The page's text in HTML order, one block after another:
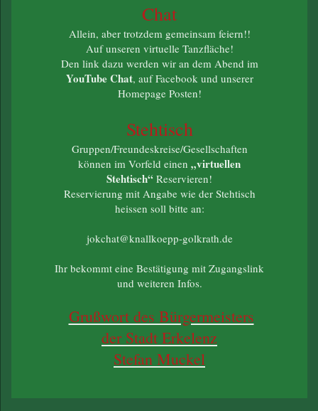
Chat
Allein, aber trotzdem gemeinsam feiern!!
Auf unseren virtuelle Tanzfläche!
Den link dazu werden wir an dem Abend im
YouTube Chat, auf Facebook und unserer
Homepage Posten!
Stehtisch
Gruppen/Freundeskreise/Gesellschaften
können im Vorfeld einen „virtuellen
Stehtisch“ Reservieren!
Reservierung mit Angabe wie der Stehtisch
heissen soll bitte an:
jokchat@knallkoepp-golkrath.de
Ihr bekommt eine Bestätigung mit Zugangslink
und weiteren Infos.
Grußwort des Bürgermeisters
der Stadt Erkelenz
Stefan Muckel